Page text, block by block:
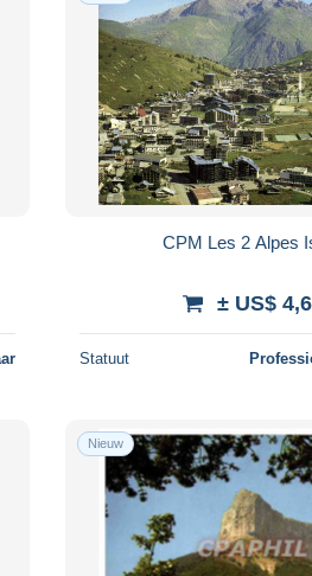
CPM Les 2 Alpes
± US$
Statuut
Nieuw